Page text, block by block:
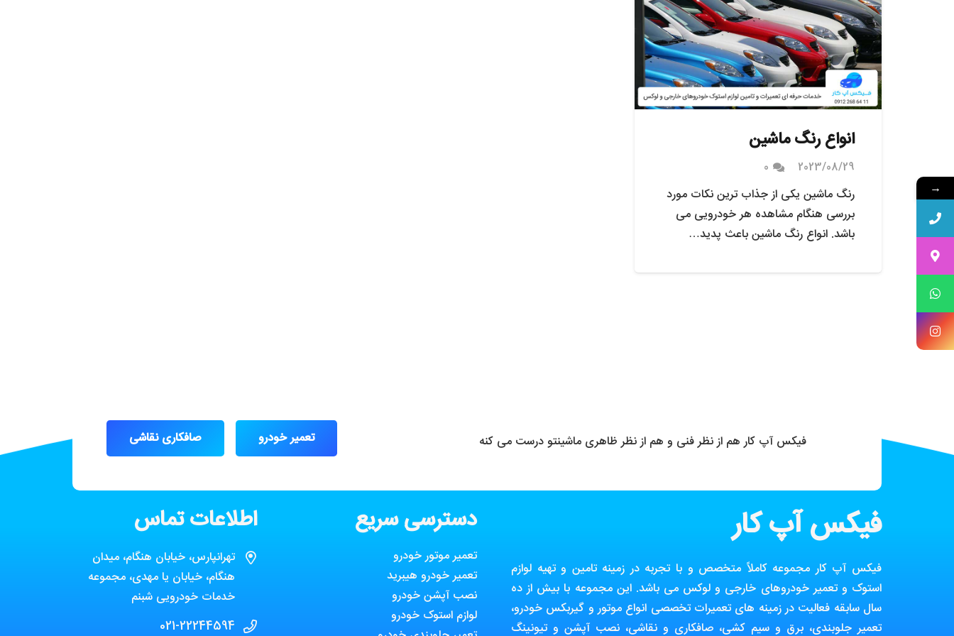
انواع رنگ ماشین
2023/08/29
0
رنگ ماشین یکی از جذاب ترین نکات مورد
بررسی هنگام مشاهده هر خودرویی می
باشد. انواع رنگ ماشین باعث پدید…
فیکس آپ کار هم از نظر فنی و هم از نظر ظاهری ماشینتو درست می کنه تعمیر خودرو صافکاری نقاشی
فیکس آپ کار
فیکس آپ کار مجموعه کاملاً متخصص و با تجربه در زمینه تامین و تهیه لوازم
استوک و تعمیر خودروهای خارجی و لوکس می باشد. این مجموعه با بیش از ده
سال سابقه فعالیت در زمینه های تعمیرات تخصصی انواع موتور و گیربکس خودرو،
تعمیر جلوبندی، برق و سیم کشی، صافکاری و نقاشی، نصب آپشن و تیونینگ
دسترسی سریع
تعمیر موتور خودرو
تعمیر خودرو هیبرید
نصب آپشن خودرو
لوازم استوک خودرو
اطلاعات تماس
تهرانپارس، خیابان هنگام، میدان
هنگام، خیابان یا مهدی، مجموعه
خدمات خودرویی شبنم
021-22244594
→